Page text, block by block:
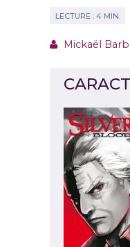
Mickaël